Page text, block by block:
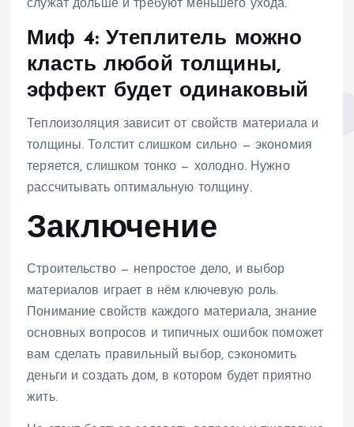
служат дольше и требуют меньшего ухода.
Миф 4: Утеплитель можно
класть любой толщины,
эффект будет одинаковый
Теплоизоляция зависит от свойств материала и
толщины. Толстит слишком сильно — экономия
теряется, слишком тонко — холодно. Нужно
рассчитывать оптимальную толщину.
Заключение
Строительство — непростое дело, и выбор
материалов играет в нём ключевую роль.
Понимание свойств каждого материала, знание
основных вопросов и типичных ошибок поможет
вам сделать правильный выбор, сэкономить
деньги и создать дом, в котором будет приятно
жить.